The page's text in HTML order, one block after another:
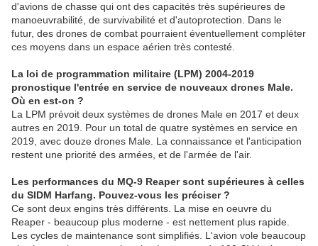
d'avions de chasse qui ont des capacités très supérieures de
manoeuvrabilité, de survivabilité et d'autoprotection. Dans le
futur, des drones de combat pourraient éventuellement compléter
ces moyens dans un espace aérien très contesté.
La loi de programmation militaire (LPM) 2004-2019
pronostique l'entrée en service de nouveaux drones Male.
Où en est-on ?
La LPM prévoit deux systèmes de drones Male en 2017 et deux
autres en 2019. Pour un total de quatre systèmes en service en
2019, avec douze drones Male. La connaissance et l'anticipation
restent une priorité des armées, et de l'armée de l'air.
Les performances du MQ-9 Reaper sont supérieures à celles
du SIDM Harfang. Pouvez-vous les préciser ?
Ce sont deux engins très différents. La mise en oeuvre du
Reaper - beaucoup plus moderne - est nettement plus rapide.
Les cycles de maintenance sont simplifiés. L'avion vole beaucoup